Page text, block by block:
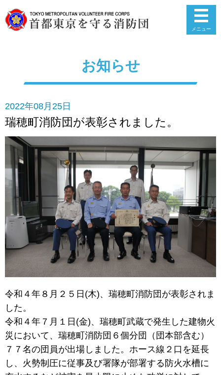
メニュー
お知らせ
2022年08月25日
瑞穂町消防団が表彰されました。
令和４年８月２５日(木)、瑞穂町消防団が表彰されま
した。
令和４年７月１日(金)、瑞穂町武蔵で発生した建物火
災において、瑞穂町消防団６個分団（団本部含む）
７７名の団員が出場しました。ホース線２口を延長
し、火勢制圧に従事及び署隊が部署する防火水槽に